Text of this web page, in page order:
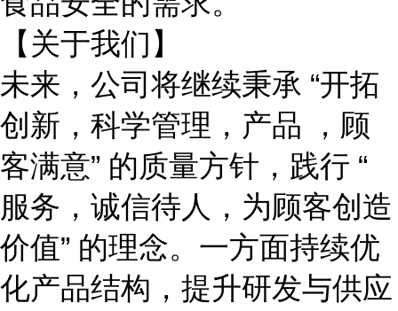
【关于我们】
未来，公司将继续秉承 “开拓
创新，科学管理，产品 ，顾
客满意” 的质量方针，践行 “
服务，诚信待人，为顾客创造
价值” 的理念。一方面持续优
化产品结构，提升研发与供应